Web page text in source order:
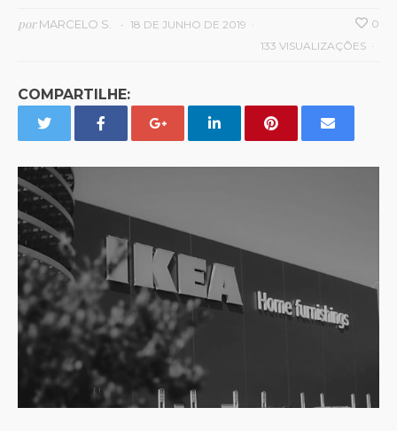
porMARCELO S. 18 DE JUNHO DE 2019
0
133 VISUALIZAÇÕES
COMPARTILHE: